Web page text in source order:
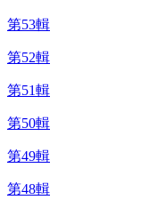
第53輯
第52輯
第51輯
第50輯
第49輯
第48輯